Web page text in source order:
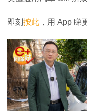
即刻 按此 ，用 App 睇